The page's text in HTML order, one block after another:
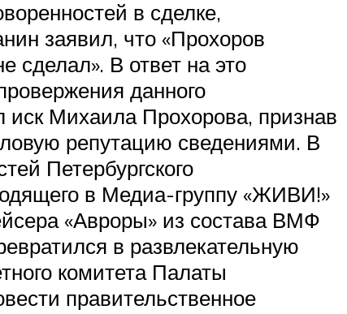
в сделке,
заявил, что «Прохоров
сделал». В ответ на это
данного
иск Михаила Прохорова, признав
репутацию сведениями. В
Петербургского
в Медиа-группу «ЖИВИ!»
«Авроры» из состава ВМФ
в развлекательную
комитета Палаты
правительственное